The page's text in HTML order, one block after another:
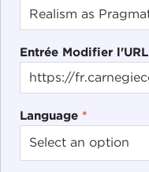
Entrée Modifier l'URL
Language *